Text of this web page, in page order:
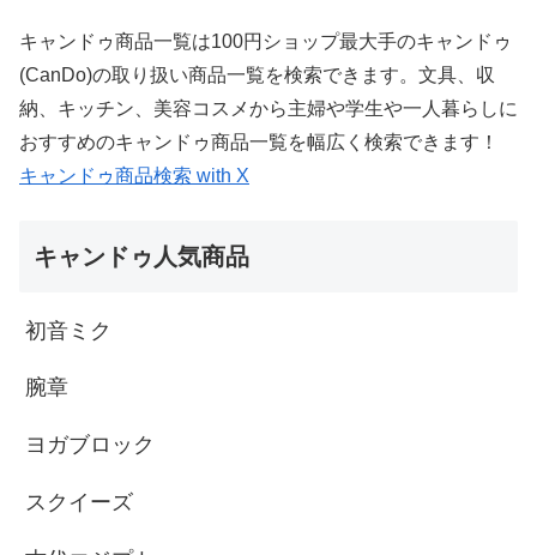
キャンドゥ商品一覧は100円ショップ最大手のキャンドゥ
(CanDo)の取り扱い商品一覧を検索できます。文具、収
納、キッチン、美容コスメから主婦や学生や一人暮らしに
おすすめのキャンドゥ商品一覧を幅広く検索できます！
キャンドゥ商品検索 with X
キャンドゥ人気商品
初音ミク
腕章
ヨガブロック
スクイーズ